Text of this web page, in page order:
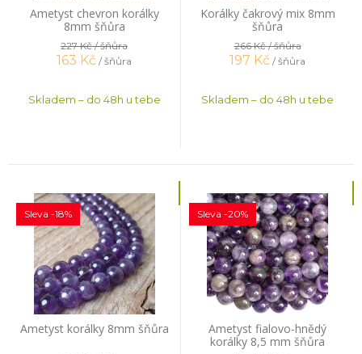
Ametyst chevron korálky
8mm šňůra
227 Kč/ šňůra
163 Kč / šňůra
Skladem – do 48h u tebe
Korálky čakrový mix 8mm
šňůra
266 Kč/ šňůra
197 Kč / šňůra
Skladem – do 48h u tebe
Ametyst korálky 8mm šňůra
Sleva -18%
Ametyst fialovo-hnědý
korálky 8,5 mm šňůra
Sleva -20%